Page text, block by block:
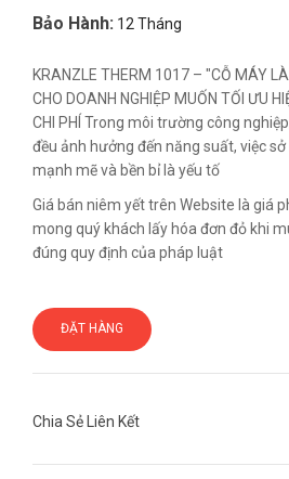
Bảo Hành: 12 Tháng
KRANZLE THERM 1017 – "CỖ MÁY
CHO DOANH NGHIỆP MUỐN TỐI ƯU
CHI PHÍ Trong môi trường công
đều ảnh hưởng đến năng suất, việc
mạnh mẽ và bền bỉ là yếu tố
Giá bán niêm yết trên Website là giá
mong quý khách lấy hóa đơn đỏ khi
đúng quy định của pháp luật
ĐẶT HÀNG
Chia Sẻ Liên Kết